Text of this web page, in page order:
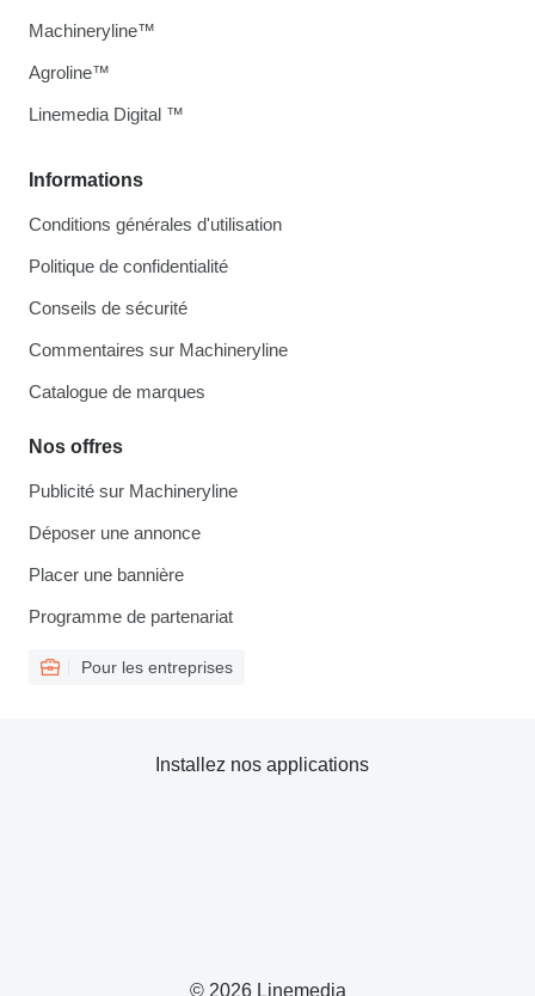
Informations
Conditions générales d'utilisation
Politique de confidentialité
Conseils de sécurité
Commentaires sur Machineryline
Catalogue de marques
Nos offres
Publicité sur Machineryline
Déposer une annonce
Placer une bannière
Programme de partenariat
Pour les entreprises
Machineryline™
Agroline™
Linemedia Digital ™
© 2026 Linemedia
Installez nos applications